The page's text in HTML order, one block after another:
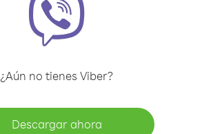
¿Aún no tienes Viber?
Descargar ahora